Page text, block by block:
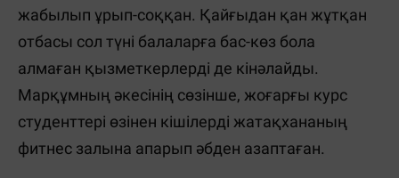
жабылып ұрып-соққан. Қайғыдан қан жұтқан
отбасы сол түні балаларға бас-көз бола
алмаған қызметкерлерді де кінәлайды.
Марқұмның әкесінің сөзінше, жоғарғы курс
студенттері өзінен кішілерді жатақхананың
фитнес залына апарып әбден азаптаған.